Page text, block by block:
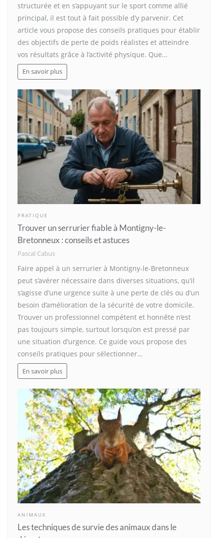
structurée et en s’appuyant sur le sport comme allié
principal, il est tout à fait possible d’y parvenir. Cet
article vous propose des conseils pratiques pour établir
des objectifs de perte de poids réalistes et atteindre
vos résultats grâce à l’activité physique. Que…
En savoir plus
PRATIQUE
Trouver un serrurier fiable à Montigny-le-
Bretonneux : conseils et astuces
Pascal Cabus
Faire appel à un serrurier à Montigny-le-Bretonneux
peut s’avérer nécessaire dans diverses situations, qu’il
s’agisse d’une urgence suite à une perte de clés ou d’un
besoin d’amélioration de la sécurité de votre domicile.
Trouver un professionnel compétent et honnête n’est
pas toujours simple, surtout lorsqu’on est pressé par
une situation d’urgence. Ce guide vous propose des
conseils pratiques pour sélectionner…
En savoir plus
ANIMAUX
Les techniques de survie des animaux dans le